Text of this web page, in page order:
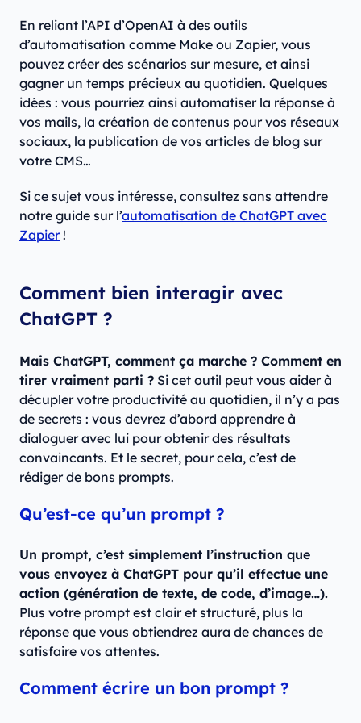
En reliant l’API d’OpenAI à des outils
d’automatisation comme Make ou Zapier, vous
pouvez créer des scénarios sur mesure, et ainsi
gagner un temps précieux au quotidien. Quelques
idées : vous pourriez ainsi automatiser la réponse à
vos mails, la création de contenus pour vos réseaux
sociaux, la publication de vos articles de blog sur
votre CMS…
Si ce sujet vous intéresse, consultez sans attendre
notre guide sur l’automatisation de ChatGPT avec
Zapier!
Comment bien interagir avec
ChatGPT ?
Mais ChatGPT, comment ça marche ? Comment en
tirer vraiment parti ? Si cet outil peut vous aider à
décupler votre productivité au quotidien, il n’y a pas
de secrets : vous devrez d’abord apprendre à
dialoguer avec lui pour obtenir des résultats
convaincants. Et le secret, pour cela, c’est de
rédiger de bons prompts.
Qu’est-ce qu’un prompt ?
Un prompt, c’est simplement l’instruction que
vous envoyez à ChatGPT pour qu’il effectue une
action (génération de texte, de code, d’image…).
Plus votre prompt est clair et structuré, plus la
réponse que vous obtiendrez aura de chances de
satisfaire vos attentes.
Comment écrire un bon prompt ?